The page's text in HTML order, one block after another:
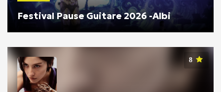
Festival Pause Guitare 2026 -Albi
8